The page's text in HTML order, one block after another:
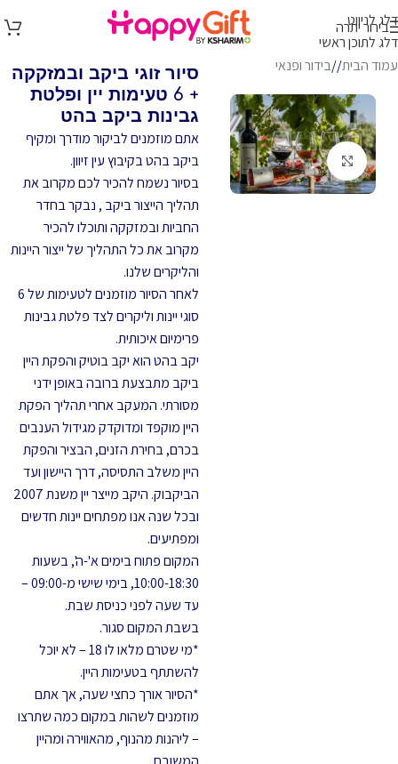
דלג לניווט
דלג לתוכן ראשי
בירור יתרה
עמוד הבית/ בידור ופנאי
לחץ להגדלה
סיור זוגי ביקב ובמזקקה
+ 6 טעימות יין ופלטת
גבינות ביקב בהט
אתם מוזמנים לביקור מודרך ומקיף
ביקב בהט בקיבוץ עין זיוון.
בסיור נשמח להכיר לכם מקרוב את
תהליך הייצור ביקב , נבקר בחדר
החביות ובמזקקה ותוכלו להכיר
מקרוב את כל התהליך של ייצור היינות
והליקרים שלנו.
לאחר הסיור מוזמנים לטעימות של 6
סוגי יינות וליקרים לצד פלטת גבינות
פרימיום איכותית.
יקב בהט הוא יקב בוטיק והפקת היין
ביקב מתבצעת ברובה באופן ידני
מסורתי. המעקב אחרי תהליך הפקת
היין מוקפד ומדוקדק מגידול הענבים
בכרם, בחירת הזנים, הבציר והפקת
היין משלב התסיסה, דרך היישון ועד
הביקבוק. היקב מייצר יין משנת 2007
ובכל שנה אנו מפתחים יינות חדשים
ומפתיעים.
המקום פתוח בימים א'-ה', בשעות
10:00-18:30, בימי שישי מ-09:00 –
עד שעה לפני כניסת שבת.
בשבת המקום סגור.
*מי שטרם מלאו לו 18 – לא יוכל
להשתתף בטעימות היין.
*הסיור אורך כחצי שעה, אך אתם
מוזמנים לשהות במקום כמה שתרצו
– ליהנות מהנוף, מהאווירה ומהיין